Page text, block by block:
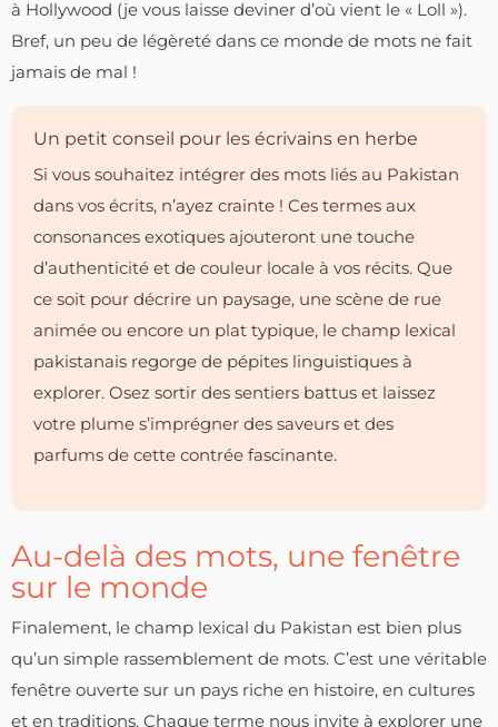
à Hollywood (je vous laisse deviner d’où vient le « Loll »).
Bref, un peu de légèreté dans ce monde de mots ne fait
jamais de mal !
Un petit conseil pour les écrivains en herbe
Si vous souhaitez intégrer des mots liés au Pakistan
dans vos écrits, n’ayez crainte ! Ces termes aux
consonances exotiques ajouteront une touche
d’authenticité et de couleur locale à vos récits. Que
ce soit pour décrire un paysage, une scène de rue
animée ou encore un plat typique, le champ lexical
pakistanais regorge de pépites linguistiques à
explorer. Osez sortir des sentiers battus et laissez
votre plume s’imprégner des saveurs et des
parfums de cette contrée fascinante.
Au-delà des mots, une fenêtre
sur le monde
Finalement, le champ lexical du Pakistan est bien plus
qu’un simple rassemblement de mots. C’est une véritable
fenêtre ouverte sur un pays riche en histoire, en cultures
et en traditions. Chaque terme nous invite à explorer une